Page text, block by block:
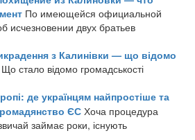
По имеющейся официальной
исчезновении двух братьев
з Калинівки — що відомо
Що стало відомо громадськості
де українцям найпростіше та
ЄС Хоча процедура
займає роки, існують